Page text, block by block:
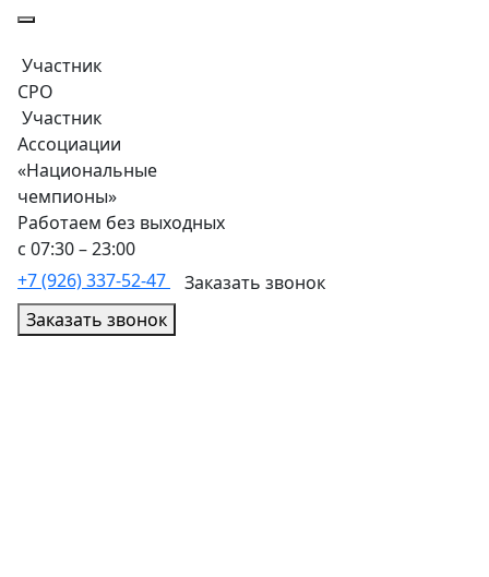
Участник
СРО
Участник
Ассоциации
«Национальные
чемпионы»
Работаем без выходных
с 07:30 – 23:00
+7 (926) 337-52-47
Заказать звонок
Заказать звонок